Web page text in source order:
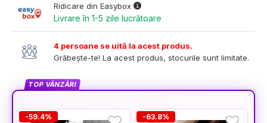
Ridicare din Easybox
Livrare în 1-5 zile lucrătoare
4 persoane se uită la acest produs.
Grăbește-te! La acest produs, stocurile sunt limitate.
TOP VÂNZĂRI
-59.4% -63.8%